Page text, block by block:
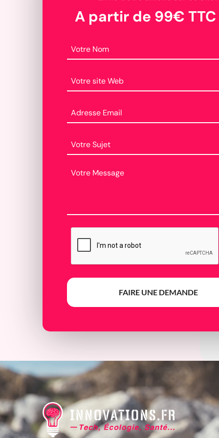
A partir de 99€ TTC
FAIRE UNE DEMANDE